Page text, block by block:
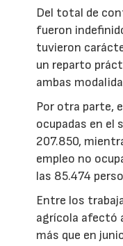
Del total de
fueron
tuvieron
un reparto
ambas
Por otra parte,
ocupadas en el
207.850,
empleo no
las 85.474
Entre los
agrícola afectó
más que en